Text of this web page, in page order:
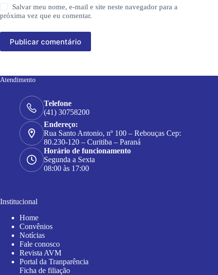
Salvar meu nome, e-mail e site neste navegador para a
próxima vez que eu comentar.
Publicar comentário
Atendimento
Telefone
(41) 30758200
Endereço:
Rua Santo Antonio, nº 100 – Rebouças Cep:
80.230-120 – Curitiba – Paraná
Horário de funcionamento
Segunda a Sexta
08:00 às 17:00
Institucional
Home
Convênios
Notícias
Fale conosco
Revista AVM
Portal da Tranparência
Ficha de filiação